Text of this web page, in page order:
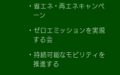
省エネ・再エネキャンペ
ーン
ゼロエミッションを実現
する会
持続可能なモビリティを
推進する